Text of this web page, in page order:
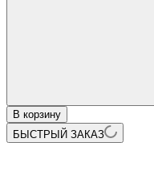
В корзину
БЫСТРЫЙ ЗАКАЗ